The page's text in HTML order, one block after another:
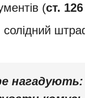
(ст.
солідний
нагадують: